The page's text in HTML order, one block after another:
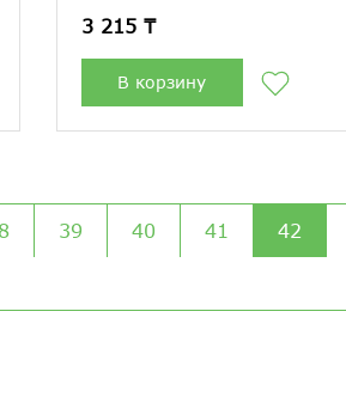
3 215 ₸
В корзину
39 40 41 42